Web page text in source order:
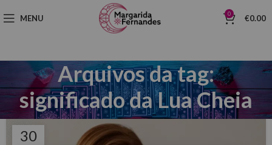
MENU 0 €0.00
Arquivos da tag:
significado da Lua Cheia
30